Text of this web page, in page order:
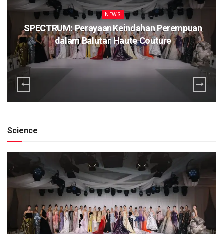
NEWS
SPECTRUM: Perayaan Keindahan Perempuan
dalam Balutan Haute Couture
Science